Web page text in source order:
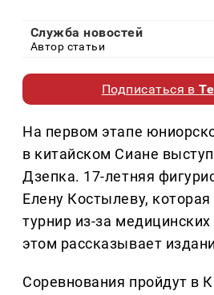
Служба новостей
Автор статьи
Подписаться в
На первом этапе
в китайском Сиане
Дзепка. 17-летняя
Елену Костылеву, которая
турнир из-за
этом рассказывает
Соревнования пройдут в